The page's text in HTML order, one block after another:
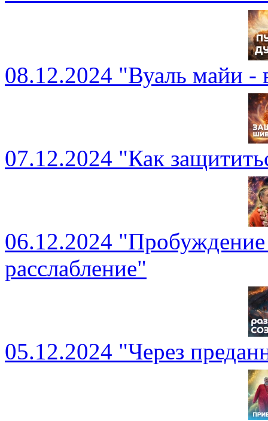
08.12.2024 "Вуаль майи
07.12.2024 "Как
06.12.2024 "Пробуждение
расслабление"
05.12.2024 "Через